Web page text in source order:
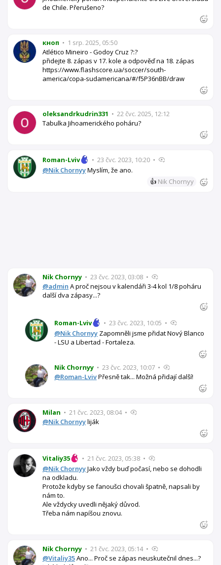
de Chile. Přerušeno?
кноп • 1 srp. 2025, 05:50
Atlético Mineiro - Godoy Cruz ?:?
přidejte 8. zápas v 17. kole a odpověď na 18. zápas
https://www.flashscore.ua/soccer/south-
america/copa-sudamericana/#/f5P36nBB/draw
oleksandrkudrin331 • 22 čvc. 2025, 12:12
Tabulka Jihoamerického poháru?
Roman-Lviv • 23 čvc. 2023, 10:20 •
@Nik ChornyyMyslím, že ano.
👍 Nik Chornyy
Nik Chornyy • 23 čvc. 2023, 03:08 •
@admin A proč nejsou v kalendáři 3-4 kol 1/8 poháru
další dva zápasy...?
Roman-Lviv • 23 čvc. 2023, 10:05 •
@Nik Chornyy Zapomněli jsme přidat Nový Blanco
- LSU a Libertad - Fortaleza.
Nik Chornyy • 23 čvc. 2023, 10:07 •
@Roman-LvivPřesně tak... Možná přidají další!
Milan • 21 čvc. 2023, 08:04 •
@Nik Chornyyliják
Vitaliy35 • 21 čvc. 2023, 05:38 •
@Nik ChornyyJako vždy buď počasí, nebo se dohodli
na odkladu.
Protože kdyby se fanoušci chovali špatně, napsali by
nám to.
Ale vždycky uvedli nějaký důvod.
Třeba nám napíšou znovu.
Nik Chornyy • 21 čvc. 2023, 05:14 •
@Vitaliy35Ano... Proč se zápas neuskutečnil dnes...?